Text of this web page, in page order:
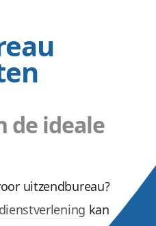
de ideale
uitzendbureau?
kan